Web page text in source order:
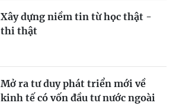
Xây dựng niềm tin từ học thật -
thi thật
Mở ra tư duy phát triển mới về
kinh tế có vốn đầu tư nước ngoài